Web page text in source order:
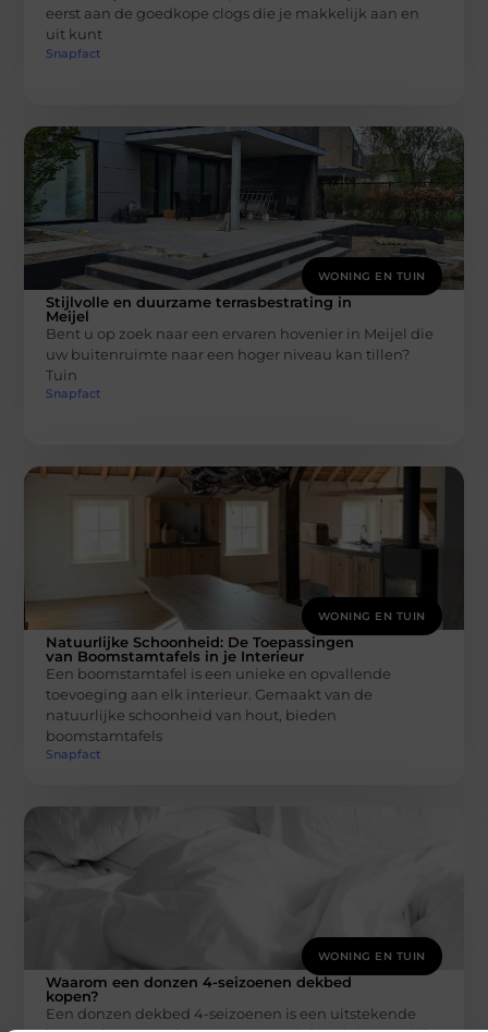
eerst aan de goedkope clogs die je makkelijk aan en
uit kunt
Snapfact
WONING EN TUIN
Stijlvolle en duurzame terrasbestrating in
Meijel
Bent u op zoek naar een ervaren hovenier in Meijel die
uw buitenruimte naar een hoger niveau kan tillen?
Tuin
Snapfact
WONING EN TUIN
Natuurlijke Schoonheid: De Toepassingen
van Boomstamtafels in je Interieur
Een boomstamtafel is een unieke en opvallende
toevoeging aan elk interieur. Gemaakt van de
natuurlijke schoonheid van hout, bieden
boomstamtafels
Snapfact
WONING EN TUIN
Waarom een donzen 4-seizoenen dekbed
kopen?
Een donzen dekbed 4-seizoenen is een uitstekende